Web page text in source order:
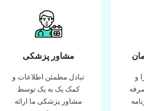
مشاور پزشکی
تبادل مطمئن اطلاعات و
کمک یک به یک توسط
مشاور پزشکی ما ارائه
و